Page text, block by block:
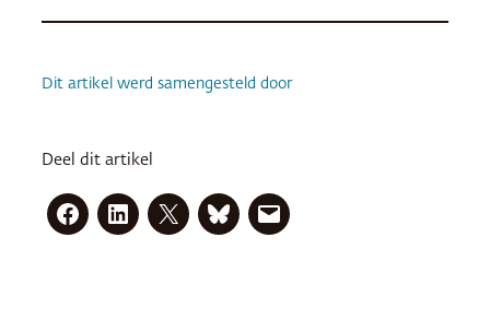
Dit artikel werd samengesteld door
Deel dit artikel